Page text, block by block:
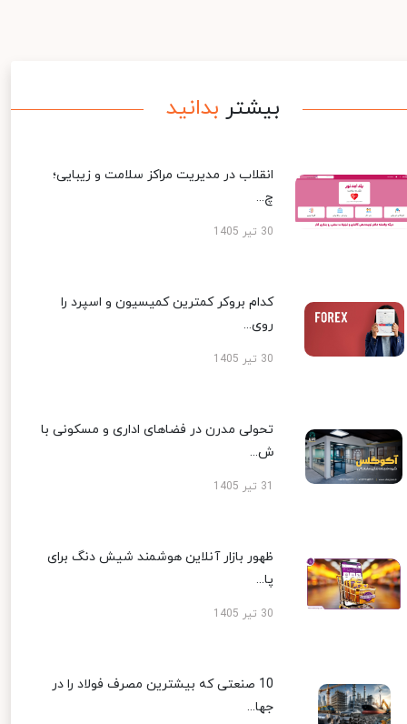
بیشتر بدانید
انقلاب در مدیریت مراکز سلامت و زیبایی؛
چ...
30 تیر 1405
کدام بروکر کمترین کمیسیون و اسپرد را
روی...
30 تیر 1405
تحولی مدرن در فضاهای اداری و مسکونی با
ش...
ظهور بازار آنلاین هوشمند شیش دنگ برای
پا...
30 تیر 1405
10 صنعتی که بیشترین مصرف فولاد را در
جها...